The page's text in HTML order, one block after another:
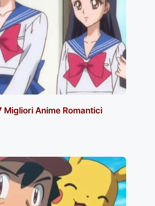
Migliori Anime Romantici